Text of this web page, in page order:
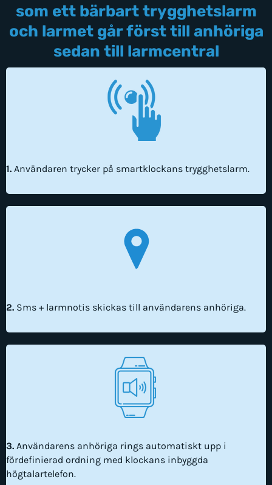
som ett bärbart trygghetslarm
och larmet går först till anhöriga
sedan till larmcentral
1. Användaren trycker på smartklockans trygghetslarm.
2.Sms + larmnotis skickas till användarens anhöriga.
3.Användarens anhöriga rings automatiskt upp i
fördefinierad ordning med klockans inbyggda
högtalartelefon.